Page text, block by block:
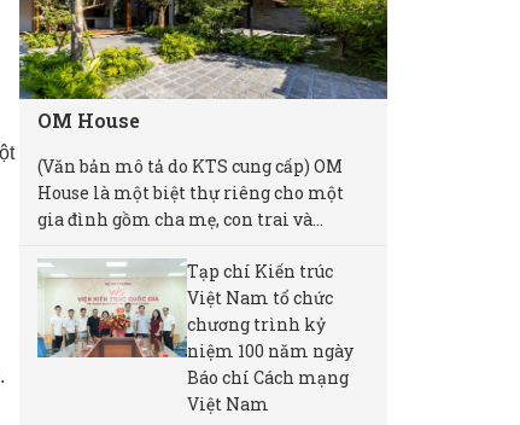
OM House
(Văn bản mô tả do KTS cung cấp) OM
House là một biệt thự riêng cho một
gia đình gồm cha mẹ, con trai và...
Tạp chí Kiến trúc
Việt Nam tổ chức
chương trình kỷ
niệm 100 năm ngày
Báo chí Cách mạng
Việt Nam